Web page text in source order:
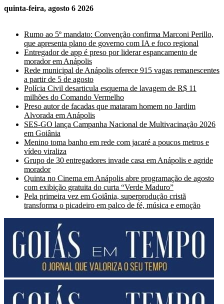
quinta-feira, agosto 6 2026
Rumo ao 5º mandato: Convenção confirma Marconi Perillo,
que apresenta plano de governo com IA e foco regional
Entregador de app é preso por liderar espancamento de
morador em Anápolis
Rede municipal de Anápolis oferece 915 vagas remanescentes
a partir de 5 de agosto
Polícia Civil desarticula esquema de lavagem de R$ 11
milhões do Comando Vermelho
Preso autor de facadas que mataram homem no Jardim
Alvorada em Anápolis
SES-GO lança Campanha Nacional de Multivacinação 2026
em Goiânia
Menino toma banho em rede com jacaré a poucos metros e
vídeo viraliza
Grupo de 30 entregadores invade casa em Anápolis e agride
morador
Quinta no Cinema em Anápolis abre programação de agosto
com exibição gratuita do curta “Verde Maduro”
Pela primeira vez em Goiânia, superprodução cristã
transforma o picadeiro em palco de fé, música e emoção